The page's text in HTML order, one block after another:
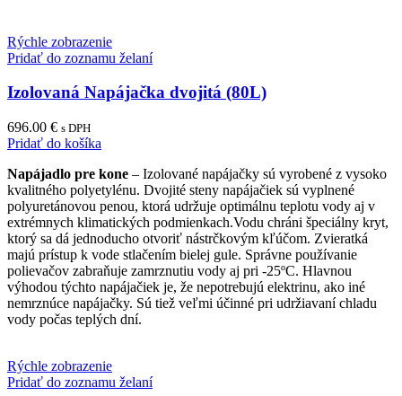
Rýchle zobrazenie
Pridať do zoznamu želaní
Izolovaná Napájačka dvojitá (80L)
696.00 € s DPH
Pridať do košíka
Napájadlo pre kone – Izolované napájačky sú vyrobené z vysoko
kvalitného polyetylénu. Dvojité steny napájačiek sú vyplnené
polyuretánovou penou, ktorá udržuje optimálnu teplotu vody aj v
extrémnych klimatických podmienkach.Vodu chráni špeciálny kryt,
ktorý sa dá jednoducho otvoriť nástrčkovým kľúčom. Zvieratká
majú prístup k vode stlačením bielej gule. Správne používanie
polievačov zabraňuje zamrznutiu vody aj pri -25ºC. Hlavnou
výhodou týchto napájačiek je, že nepotrebujú elektrinu, ako iné
nemrznúce napájačky. Sú tiež veľmi účinné pri udržiavaní chladu
vody počas teplých dní.
Rýchle zobrazenie
Pridať do zoznamu želaní